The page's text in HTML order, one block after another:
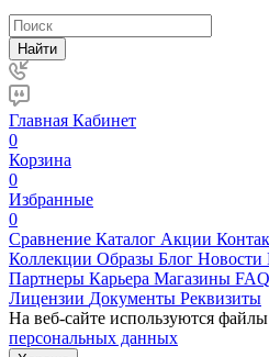
Найти
Главная Кабинет
0
Корзина
0
Избранные
0
Сравнение Каталог Акции
Коллекции Образы Блог Новости
Партнеры Карьера Магазины FAQ
Лицензии Документы Реквизиты
На веб-сайте используются
персональных данных